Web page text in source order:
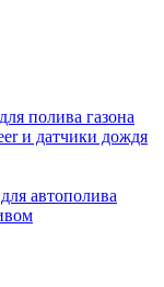
полива газона
и датчики дождя
автополива